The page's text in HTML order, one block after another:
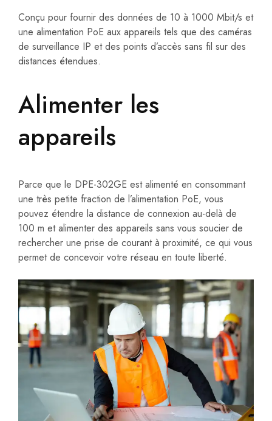
Conçu pour fournir des données de 10 à 1000 Mbit/s et
une alimentation PoE aux appareils tels que des caméras
de surveillance IP et des points d’accès sans fil sur des
distances étendues.
Alimenter les
appareils
Parce que le DPE-302GE est alimenté en consommant
une très petite fraction de l’alimentation PoE, vous
pouvez étendre la distance de connexion au-delà de
100 m et alimenter des appareils sans vous soucier de
rechercher une prise de courant à proximité, ce qui vous
permet de concevoir votre réseau en toute liberté.